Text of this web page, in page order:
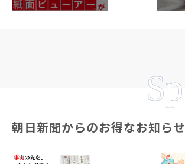
朝日新聞からのお得なお知らせ